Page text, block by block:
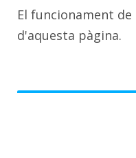
El funcionament de
d'aquesta pàgina.